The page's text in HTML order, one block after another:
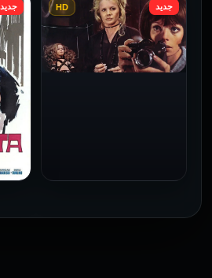
فيلم Le altre مترجم للكبار
فقط
2026
جديد HD جديد